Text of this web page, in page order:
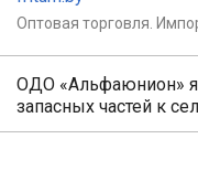
Оптовая торговля.
ОДО «Альфаюнион»
запасных частей к